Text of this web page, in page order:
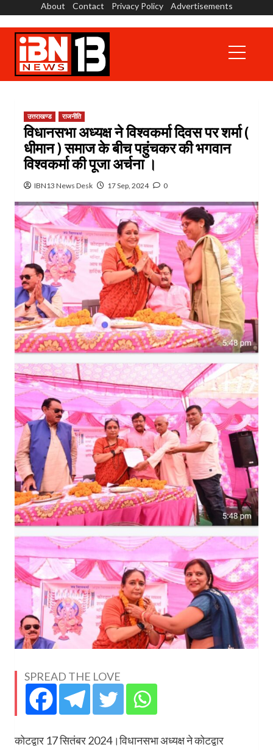
content
About Contact Privacy Policy Advertisements
Menu
उत्तराखण्ड राजनीति
विधानसभा अध्यक्ष ने विश्वकर्मा दिवस पर शर्मा (
धीमान ) समाज के बीच पहुंचकर की भगवान
विश्वकर्मा की पूजा अर्चना ।
IBN13 News Desk 17 Sep, 2024 0
SPREAD THE LOVE
कोटद्वार 17 सितंबर 2024।विधानसभा अध्यक्ष ने कोटद्वार